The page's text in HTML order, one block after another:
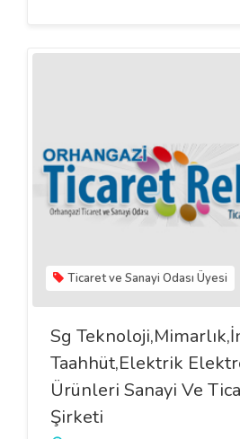
Ticaret ve Sanayi Odası Üyesi
Sg
Taahhüt,Elektrik
Ürünleri Sanayi Ve
Şirketi